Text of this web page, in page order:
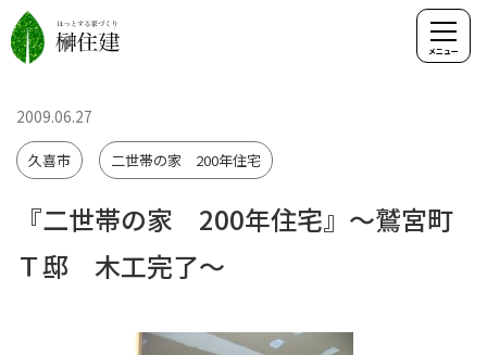
『二世帯の家 200年住宅』～鷲宮町
Ｔ邸 木工完了～
2009.06.27
久喜市 二世帯の家 200年住宅